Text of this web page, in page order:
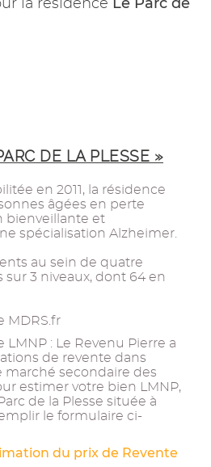
la résidence
DE LA PLESSE »
en 2011, la résidence
âgées en perte
bienveillante et
spécialisation Alzheimer.
au sein de quatre
sur 3 niveaux, dont 64 en
MDRS.fr
: Le Revenu Pierre a
de revente dans
marché secondaire des
estimer votre bien LMNP,
de la Plesse située à
le formulaire ci-
du prix de Revente